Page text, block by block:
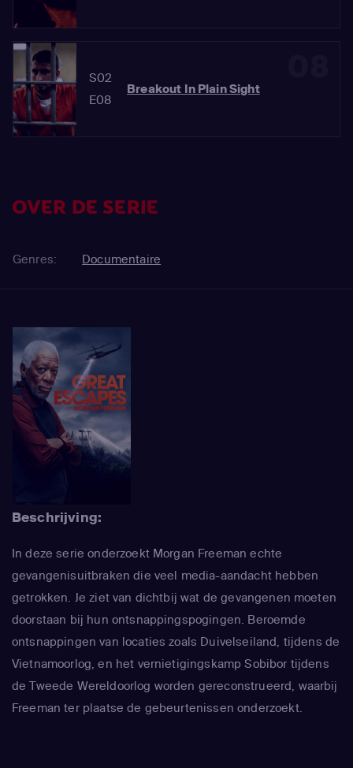
S02
E08
Breakout In Plain Sight
OVER DE SERIE
Genres: Documentaire
Beschrijving:
In deze serie onderzoekt Morgan Freeman echte
gevangenisuitbraken die veel media-aandacht hebben
getrokken. Je ziet van dichtbij wat de gevangenen moeten
doorstaan bij hun ontsnappingspogingen. Beroemde
ontsnappingen van locaties zoals Duivelseiland, tijdens de
Vietnamoorlog, en het vernietigingskamp Sobibor tijdens
de Tweede Wereldoorlog worden gereconstrueerd, waarbij
Freeman ter plaatse de gebeurtenissen onderzoekt.